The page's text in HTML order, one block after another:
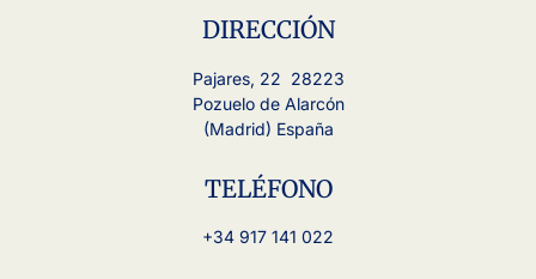
DIRECCIÓN
Pajares, 22 28223
Pozuelo de Alarcón
(Madrid) España
TELÉFONO
+34 917 141 022